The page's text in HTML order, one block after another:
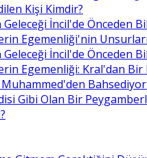
Kişi Kimdir?
İncil'de Önceden
Egemenliği'nin
İncil'de Önceden
Egemenliği: Kral'dan Bir
Bahsediyor
Gibi Olan Bir